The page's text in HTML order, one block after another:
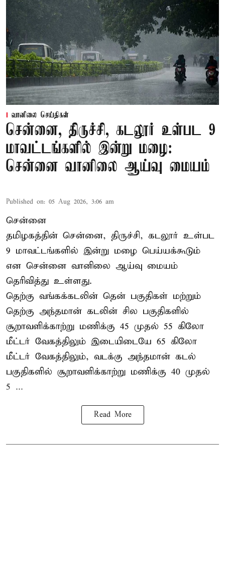
வானிலை செய்திகள்
சென்னை, திருச்சி, கடலூர் உள்பட 9
மாவட்டங்களில் இன்று மழை:
சென்னை வானிலை ஆய்வு மையம்
Published on: 05 Aug 2026, 3:06 am
சென்னை
தமிழகத்தின் சென்னை, திருச்சி, கடலூர் உள்பட
9 மாவட்டங்களில் இன்று மழை பெய்யக்கூடும்
என சென்னை வானிலை ஆய்வு மையம்
தெரிவித்து உள்ளது.
தெற்கு வங்கக்கடலின் தென் பகுதிகள் மற்றும்
தெற்கு அந்தமான் கடலின் சில பகுதிகளில்
சூறாவளிக்காற்று மணிக்கு 45 முதல் 55 கிலோ
மீட்டர் வேகத்திலும் இடையிடையே 65 கிலோ
மீட்டர் வேகத்திலும், வடக்கு அந்தமான் கடல்
பகுதிகளில் சூறாவளிக்காற்று மணிக்கு 40 முதல்
5 ...
Read More